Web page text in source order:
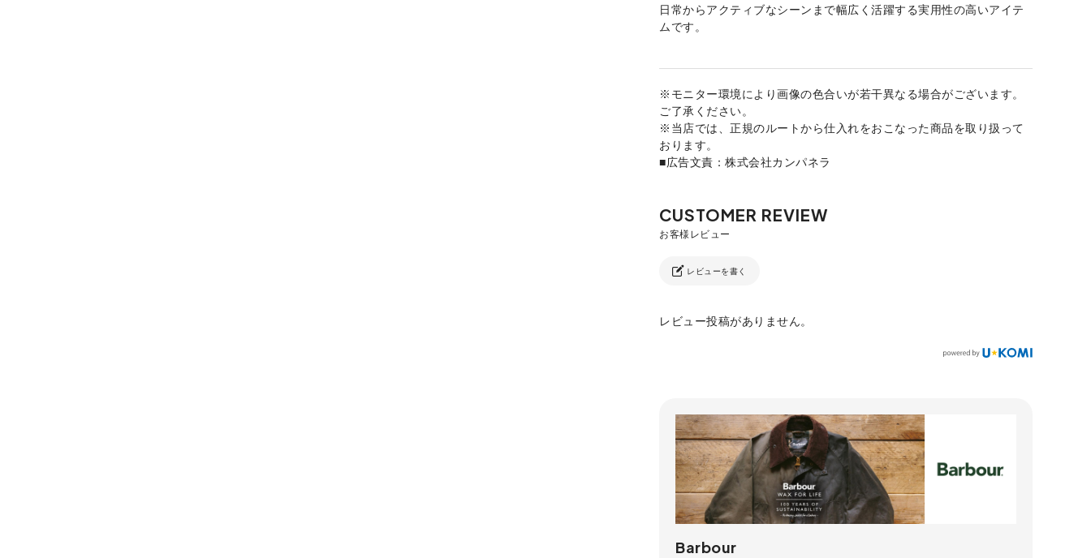
日常からアクティブなシーンまで幅広く活躍する実用性の高いアイテ
ムです。
※モニター環境により画像の色合いが若干異なる場合がございます。
ご了承ください。
※当店では、正規のルートから仕入れをおこなった商品を取り扱って
おります。
■広告文責：株式会社カンパネラ
レビューを書く
レビュー投稿がありません。
Barbour